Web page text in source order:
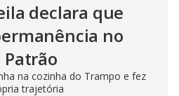
declara que
no
Patrão
na cozinha do Trampo e fez
trajetória